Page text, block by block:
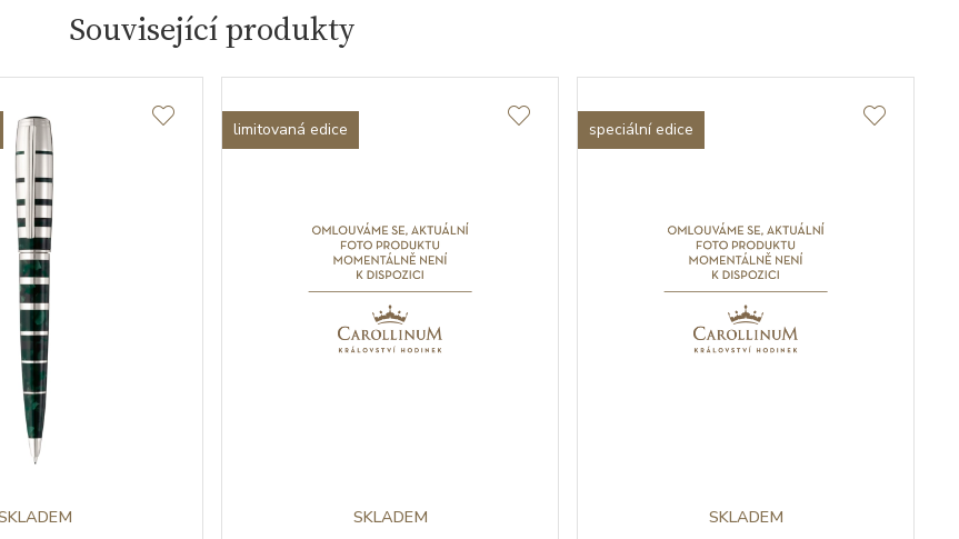
Související produkty
limitovaná edice
SKLADEM
speciální edice
SKLADEM